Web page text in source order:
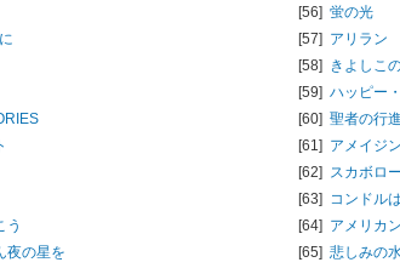
う
夜の星を
[56] 蛍の光
[57] アリラン
[58] きよしこ
[59] ハッピー
[60] 聖者の行進
[61] アメイジ
[62] スカボロ
[63] コンドル
[64] アメリカ
[65] 悲しみの